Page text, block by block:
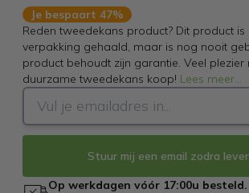
Je bespaart 47%
Reden tweedekans product? Dit product is
verpakking gehaald, maar is nog nooit
product behoudt zijn garantie. Veel plezier
duurzame tweedekans koop! Lees meer...
Stuur mij een email zodra
Op werkdagen vóór 17:00u